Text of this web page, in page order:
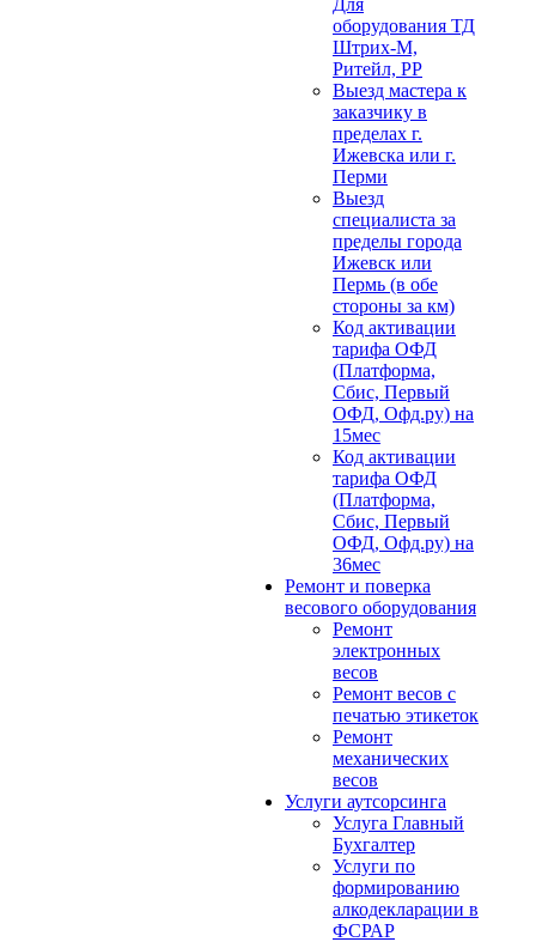
Для
оборудования ТД
Штрих-М,
Ритейл, РР
Выезд мастера к
заказчику в
пределах г.
Ижевска или г.
Перми
Выезд
специалиста за
пределы города
Ижевск или
Пермь (в обе
стороны за км)
Код активации
тарифа ОФД
(Платформа,
Сбис, Первый
ОФД, Офд.ру) на
15мес
Код активации
тарифа ОФД
(Платформа,
Сбис, Первый
ОФД, Офд.ру) на
36мес
Ремонт и поверка
весового оборудования
Ремонт
электронных
весов
Ремонт весов с
печатью этикеток
Ремонт
механических
весов
Услуги аутсорсинга
Услуга Главный
Бухгалтер
Услуги по
формированию
алкодекларации в
ФСРАР